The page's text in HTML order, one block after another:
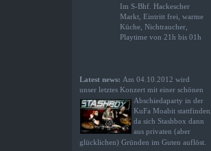
Im S-Bhf. Hackescher
Markt, Eintritt frei, warme
Küche, Nichtraucher,
Playtime von 21h bis 01h
Latest news: Am 04.10.2012 wird
unser letztes Konzert mit einer schönen
Abschiedaparty in der
KuFa Moabit stattfinden,
da sich Stashbox dann
aus privaten (aber
glücklichen) Gründen im Guten auflöst.